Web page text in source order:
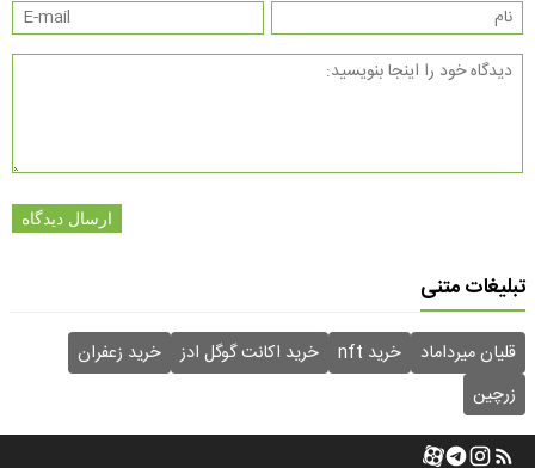
ارسال دیدگاه
تبلیغات متنی
قلیان میرداماد خرید nft خرید اکانت گوگل ادز
خرید زعفران
زرچین